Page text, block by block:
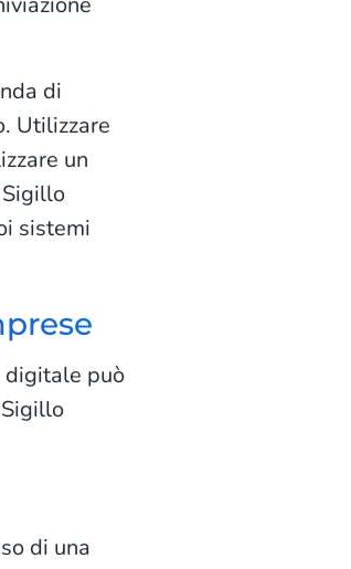
di
Utilizzare
un
sistemi
digitale può
di una